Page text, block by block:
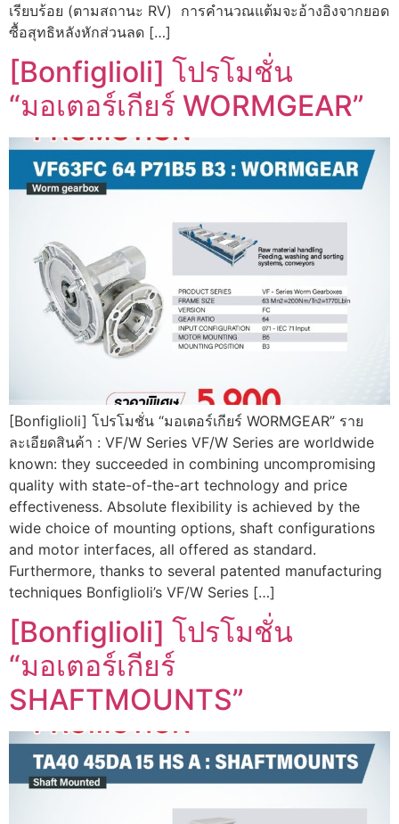
เรียบร้อย (ตามสถานะ RV) การคำนวณแต้มจะอ้างอิงจากยอด
ซื้อสุทธิหลังหักส่วนลด […]
[Bonfiglioli] โปรโมชั่น
“มอเตอร์เกียร์ WORMGEAR”
[Bonfiglioli] โปรโมชั่น “มอเตอร์เกียร์ WORMGEAR” ราย
ละเอียดสินค้า : VF/W Series VF/W Series are worldwide
known: they succeeded in combining uncompromising
quality with state-of-the-art technology and price
effectiveness. Absolute flexibility is achieved by the
wide choice of mounting options, shaft configurations
and motor interfaces, all offered as standard.
Furthermore, thanks to several patented manufacturing
techniques Bonfiglioli’s VF/W Series […]
[Bonfiglioli] โปรโมชั่น
“มอเตอร์เกียร์
SHAFTMOUNTS”